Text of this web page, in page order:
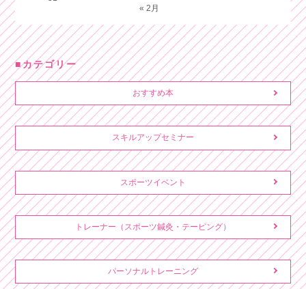
« 2月
カテゴリー
おすすめ本
スキルアップセミナー
スポーツイベント
トレーナー（スポーツ鍼灸・テーピング）
パーソナルトレーニング